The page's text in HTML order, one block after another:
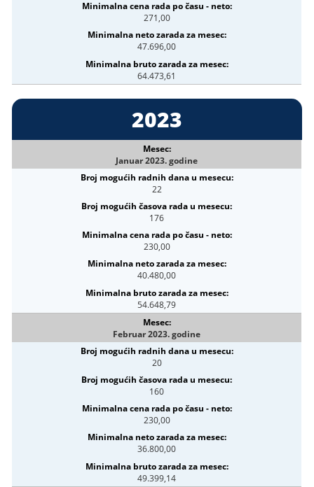
271,00
47.696,00
64.473,61
2023
Januar 2023. godine
22
176
230,00
40.480,00
54.648,79
Februar 2023. godine
20
160
230,00
36.800,00
49.399,14